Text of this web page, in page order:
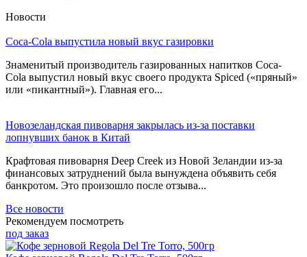
Новости
Coca-Cola выпустила новый вкус газировки
Знаменитый производитель газированных напитков Coca-
Cola выпустил новый вкус своего продукта Spiced («пряный»
или «пикантный»). Главная его...
Новозеландская пивоварня закрылась из-за поставки
лопнувших банок в Китай
Крафтовая пивоварня Deep Creek из Новой Зеландии из-за
финансовых затруднений была вынуждена объявить себя
банкротом. Это произошло после отзыва...
Все новости
Рекомендуем посмотреть
под заказ